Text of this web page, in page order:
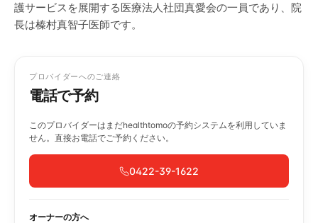
護サービスを展開する医療法人社団真愛会の一員であり、院
長は榛村真智子医師です。
プロバイダーへのご連絡
電話で予約
このプロバイダーはまだhealthtomoの予約システムを利用していま
せん。直接お電話でご予約ください。
0422-39-1622
オーナーの方へ